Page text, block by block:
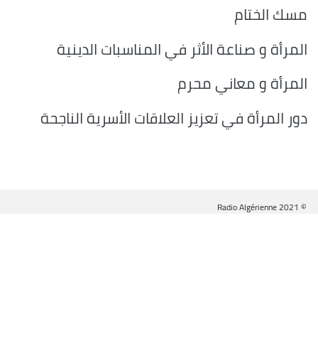
مسك الختام
المرأة و صناعة الأثر في المناسبات الدينية
المرأة و معاني محرم
دور المرأة في تعزيز العلاقات الأسرية الناجحة
© Radio Algérienne 2021